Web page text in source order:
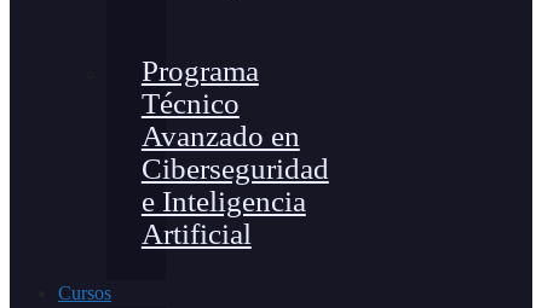
Programa
Técnico
Avanzado en
Ciberseguridad
e Inteligencia
Artificial
Cursos